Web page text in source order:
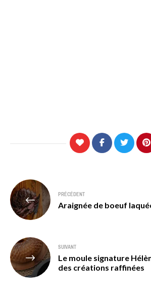
Navigation
de
l’article
PRÉCÉDENT
Araignée de boeuf
SUIVANT
Le moule signature
des créations raffinées